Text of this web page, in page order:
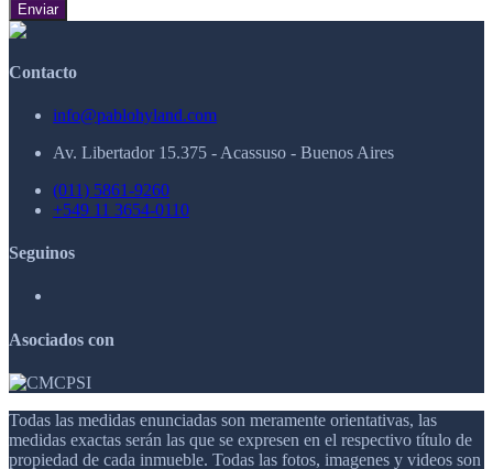
Enviar
Contacto
info@pablohyland.com
Av. Libertador 15.375 - Acassuso - Buenos Aires
(011) 5861-9260
+549 11 3654-0110
Seguinos
Asociados con
Todas las medidas enunciadas son meramente orientativas, las
medidas exactas serán las que se expresen en el respectivo título de
propiedad de cada inmueble. Todas las fotos, imagenes y videos son